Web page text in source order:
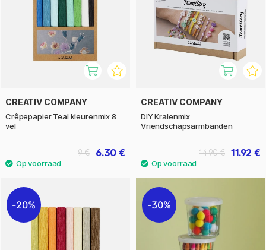
CREATIV COMPANY
Crêpepapier Teal kleurenmix 8
vel
6.30 €
9 €
CREATIV COMPANY
DIY Kralenmix
Vriendschapsarmbanden
11.92 €
14.90 €
20% 30%